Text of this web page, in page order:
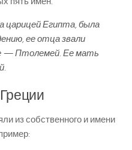
царицей Египта, была
ее отца звали
— Птолемей. Ее мать
из собственного и имени